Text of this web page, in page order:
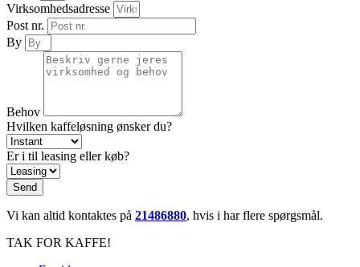
Virksomhedsadresse
Post nr.
By
Behov
Hvilken kaffeløsning ønsker du?
Er i til leasing eller køb?
Send
Vi kan altid kontaktes på 21486880, hvis i har flere spørgsmål.
TAK FOR KAFFE!